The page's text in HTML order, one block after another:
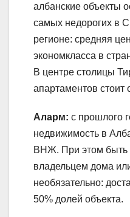
албанские объекты
самых недорогих в
регионе: средняя
экономкласса в
В центре столицы
апартаментов стоит
Аларм: с прошлого
недвижимость в
ВНЖ. При этом быть
владельцем дома
необязательно:
50% долей объекта.